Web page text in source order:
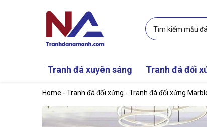
Tranh đá xuyên sáng Tranh đá đối
Home - Tranh đá đối xứng - Tranh đá đối xứng